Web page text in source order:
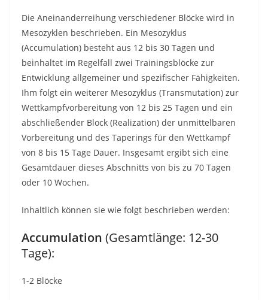
Die Aneinanderreihung verschiedener Blöcke wird in
Mesozyklen beschrieben. Ein Mesozyklus
(Accumulation) besteht aus 12 bis 30 Tagen und
beinhaltet im Regelfall zwei Trainingsblöcke zur
Entwicklung allgemeiner und spezifischer Fähigkeiten.
Ihm folgt ein weiterer Mesozyklus (Transmutation) zur
Wettkampfvorbereitung von 12 bis 25 Tagen und ein
abschließender Block (Realization) der unmittelbaren
Vorbereitung und des Taperings für den Wettkampf
von 8 bis 15 Tage Dauer. Insgesamt ergibt sich eine
Gesamtdauer dieses Abschnitts von bis zu 70 Tagen
oder 10 Wochen.
Inhaltlich können sie wie folgt beschrieben werden:
Accumulation (Gesamtlänge: 12-30
Tage):
1-2 Blöcke